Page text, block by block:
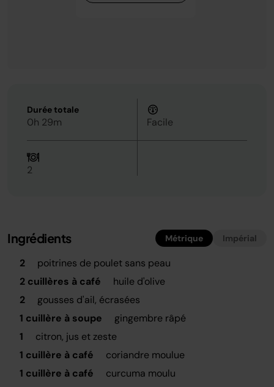
Durée totale
0h 29m Facile
2
Ingrédients Métrique Impérial
2
poitrines de poulet sans peau
2 cuillères à café
huile d'olive
2
gousses d'ail, écrasées
1 cuillère à soupe
gingembre râpé
1
citron, jus et zeste
1 cuillère à café
coriandre moulue
1 cuillère à café
curcuma moulu